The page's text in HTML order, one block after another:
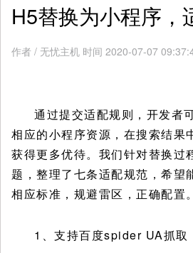
H5替换为小程序，
作者 / 无忧主机 时间 2020-07-07
通过提交适配规则，开发者
相应的小程序资源，在搜索结果
获得更多优待。我们针对替换过
题，整理了七条适配规范，希望
相应标准，规避雷区，正确配置。
1、支持百度spider UA抓取